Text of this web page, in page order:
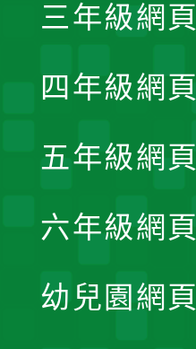
三年級網頁
四年級網頁
五年級網頁
六年級網頁
幼兒園網頁